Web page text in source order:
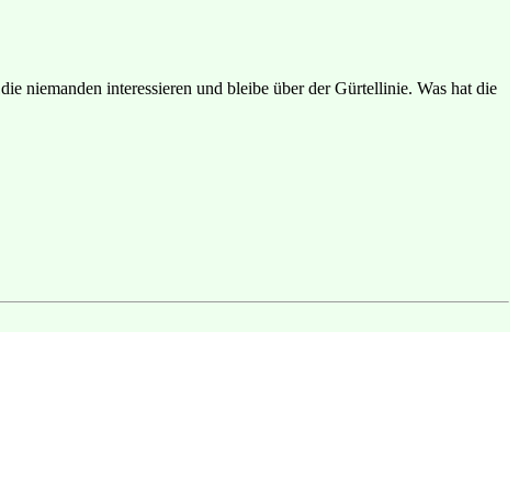
niemanden interessieren und bleibe über der Gürtellinie. Was hat die